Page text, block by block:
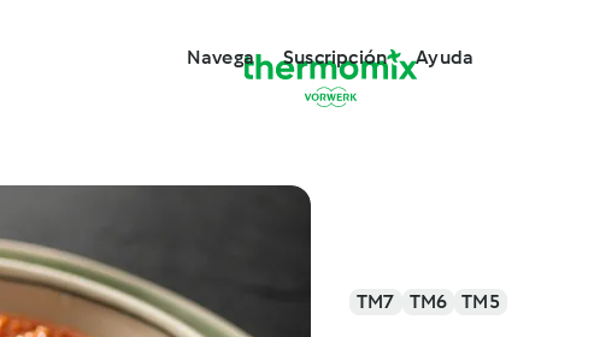
Navega Suscripción Ayuda
TM7 TM6 TM5